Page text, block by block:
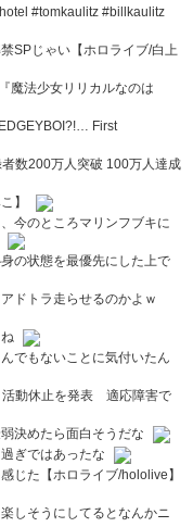
#tomkaulitz #billkaulitz
SPじゃい【ホロライブ/白上
魔法少女リリカルなのは
First
数200万人突破 100万人達成
】
今のところマリンフブキに
の状態を最優先にした上で
ドトラ走らせるのかよｗ
でもないことに気付いたん
活動休止を発表 適応障害で
決めたら面白そうだな
ぎではあったな
じた【ホロライブ/hololive】
しそうにしてるとなんかニ